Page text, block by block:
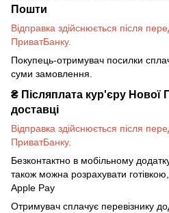
Пошти
Відправка здійснюється після
ПриватБанку.
Покупець-отримувач посилки
суми замовлення.
₴ Післяплата кур'єру Нової
доставці
Відправка здійснюється після
ПриватБанку.
Безконтактно в мобільному
також можна розрахувати
Apple Pay
Отримувач сплачує перевізнику